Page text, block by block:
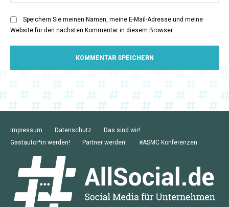
Speichern Sie meinen Namen, meine E-Mail-Adresse und meine
Website für den nächsten Kommentar in diesem Browser.
Impressum Datenschutz
Das sind wir!
Gastautor*in werden!
Partner werden! #ASMC Konferenzen